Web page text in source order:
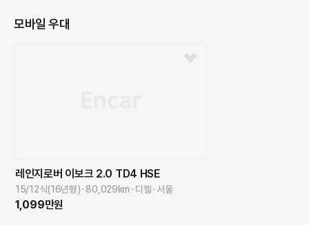
모바일 우대
레인지로버 이보크 2.0 TD4 HSE
15/12식(16년형) 80,029km 디젤 서울
1,099만원